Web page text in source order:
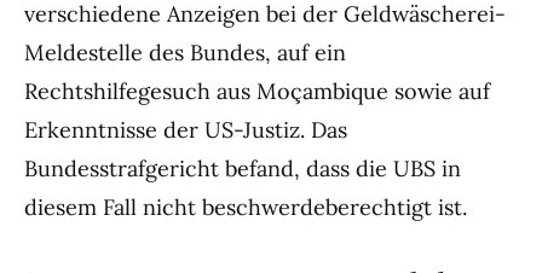
verschiedene Anzeigen bei der Geldwäscherei-
Meldestelle des Bundes, auf ein
Rechtshilfegesuch aus Moçambique sowie auf
Erkenntnisse der US-Justiz. Das
Bundesstrafgericht befand, dass die UBS in
diesem Fall nicht beschwerdeberechtigt ist.